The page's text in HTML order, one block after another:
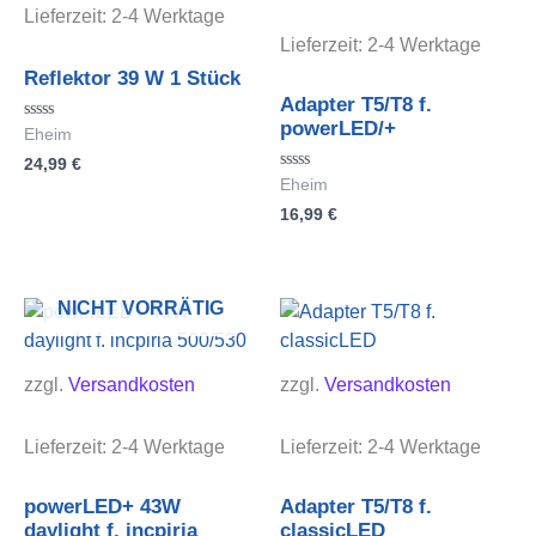
Lieferzeit: 2-4 Werktage
Reflektor 39 W 1 Stück
Bewertet
0
Eheim
24,99 €
Lieferzeit: 2-4 Werktage
Adapter T5/T8 f.
powerLED/+
Bewertet
0
Eheim
16,99 €
NICHT VORRÄTIG
zzgl. Versandkosten
Lieferzeit: 2-4 Werktage
powerLED+ 43W
daylight f. incpiria
zzgl. Versandkosten
Lieferzeit: 2-4 Werktage
Adapter T5/T8 f.
classicLED